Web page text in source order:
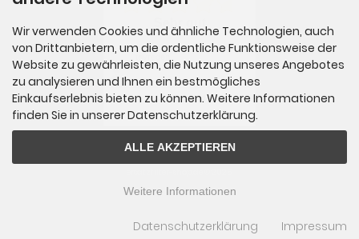
correcte afhandeling. Zeer
Gesamt: 284
Wir verwenden Cookies und ähnliche Technologien, auch
von Drittanbietern, um die ordentliche Funktionsweise der
Website zu gewährleisten, die Nutzung unseres Angebotes
zu analysieren und Ihnen ein bestmögliches
Einkaufserlebnis bieten zu können. Weitere Informationen
finden Sie in unserer Datenschutzerklärung.
ALLE AKZEPTIEREN
Weitere Informationen
Datenschutzerklärung Impressum